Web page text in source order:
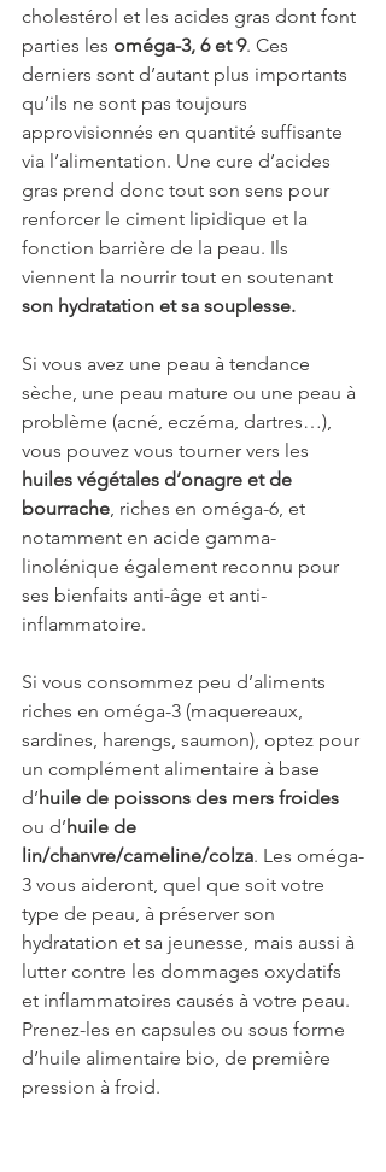
cholestérol et les acides gras dont font
parties les oméga-3, 6 et 9. Ces
derniers sont d’autant plus importants
qu’ils ne sont pas toujours
approvisionnés en quantité suffisante
via l’alimentation. Une cure d’acides
gras prend donc tout son sens pour
renforcer le ciment lipidique et la
fonction barrière de la peau. Ils
viennent la nourrir tout en soutenant
son hydratation et sa souplesse.
Si vous avez une peau à tendance
sèche, une peau mature ou une peau à
problème (acné, eczéma, dartres…),
vous pouvez vous tourner vers les
huiles végétales d’onagre et de
bourrache , riches en oméga-6, et
notamment en acide gamma-
linolénique également reconnu pour
ses bienfaits anti-âge et anti-
inflammatoire.
Si vous consommez peu d’aliments
riches en oméga-3 (maquereaux,
sardines, harengs, saumon), optez pour
un complément alimentaire à base
d’huile de poissons des mers froides
ou d’huile de
lin/chanvre/cameline/colza. Les oméga-
3 vous aideront, quel que soit votre
type de peau, à préserver son
hydratation et sa jeunesse, mais aussi à
lutter contre les dommages oxydatifs
et inflammatoires causés à votre peau.
Prenez-les en capsules ou sous forme
d’huile alimentaire bio, de première
pression à froid.